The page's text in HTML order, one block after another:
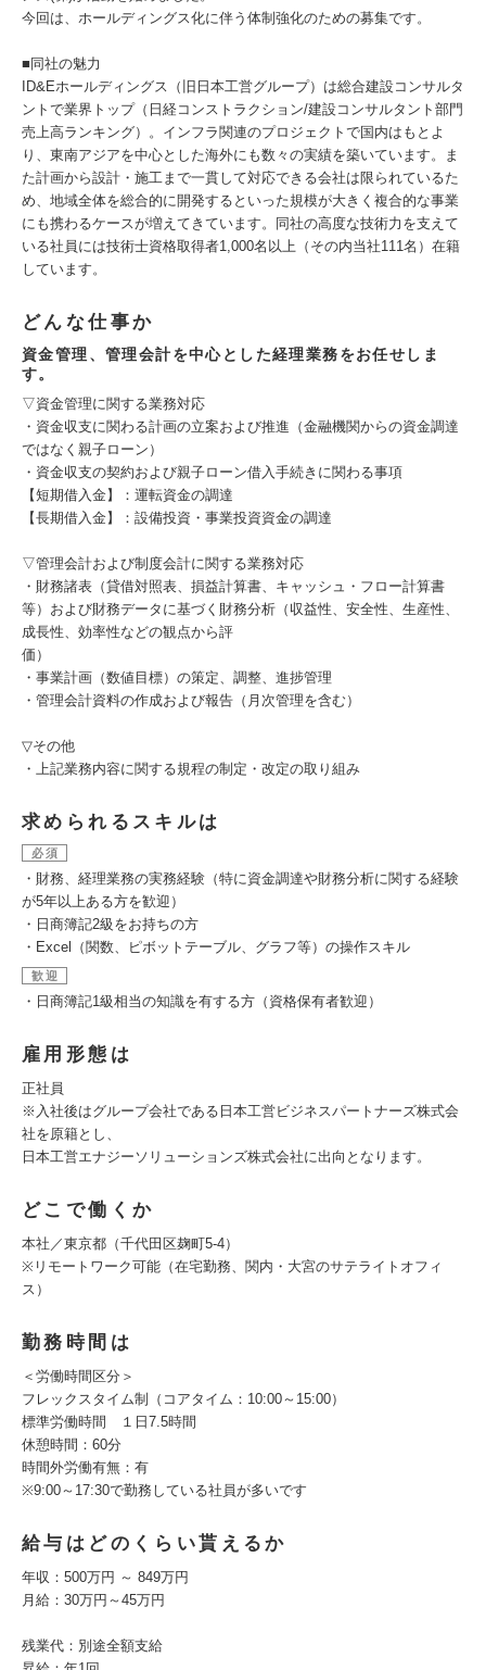
今回は、ホールディングス化に伴う体制強化のための募集です。
■同社の魅力
ID&Eホールディングス（旧日本工営グループ）は総合建設コンサルタ
ントで業界トップ（日経コンストラクション/建設コンサルタント部門
売上高ランキング）。インフラ関連のプロジェクトで国内はもとよ
り、東南アジアを中心とした海外にも数々の実績を築いています。ま
た計画から設計・施工まで一貫して対応できる会社は限られているた
め、地域全体を総合的に開発するといった規模が大きく複合的な事業
にも携わるケースが増えてきています。同社の高度な技術力を支えて
いる社員には技術士資格取得者1,000名以上（その内当社111名）在籍
しています。
どんな仕事か
資金管理、管理会計を中心とした経理業務をお任せしま
す。
▽資金管理に関する業務対応
・資金収支に関わる計画の立案および推進（金融機関からの資金調達
ではなく親子ローン）
・資金収支の契約および親子ローン借入手続きに関わる事項
【短期借入金】：運転資金の調達
【長期借入金】：設備投資・事業投資資金の調達
▽管理会計および制度会計に関する業務対応
・財務諸表（貸借対照表、損益計算書、キャッシュ・フロー計算書
等）および財務データに基づく財務分析（収益性、安全性、生産性、
成長性、効率性などの観点から評
価）
・事業計画（数値目標）の策定、調整、進捗管理
・管理会計資料の作成および報告（月次管理を含む）
▽その他
・上記業務内容に関する規程の制定・改定の取り組み
求められるスキルは
必須
・財務、経理業務の実務経験（特に資金調達や財務分析に関する経験
が5年以上ある方を歓迎）
・日商簿記2級をお持ちの方
・Excel（関数、ピボットテーブル、グラフ等）の操作スキル
歓迎
・日商簿記1級相当の知識を有する方（資格保有者歓迎）
雇用形態は
正社員
※入社後はグループ会社である日本工営ビジネスパートナーズ株式会
社を原籍とし、
日本工営エナジーソリューションズ株式会社に出向となります。
どこで働くか
本社／東京都（千代田区麹町5-4）
※リモートワーク可能（在宅勤務、関内・大宮のサテライトオフィ
ス）
勤務時間は
＜労働時間区分＞
フレックスタイム制（コアタイム：10:00～15:00）
標準労働時間 １日7.5時間
休憩時間：60分
時間外労働有無：有
※9:00～17:30で勤務している社員が多いです
給与はどのくらい貰えるか
年収：500万円 ～ 849万円
月給：30万円～45万円
残業代：別途全額支給